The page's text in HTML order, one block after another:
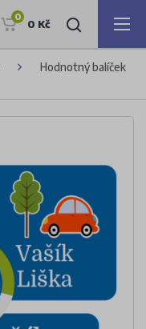
0
0 Kč
Hodnotný balíček